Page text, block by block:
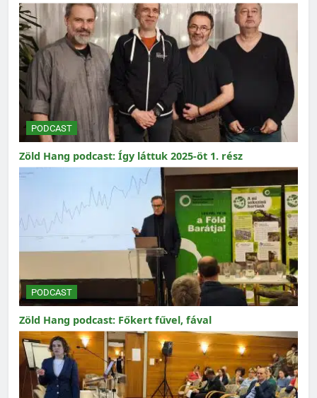
PODCAST
Zöld Hang podcast: Így láttuk 2025-öt 1. rész
PODCAST
Zöld Hang podcast: Főkert fűvel, fával